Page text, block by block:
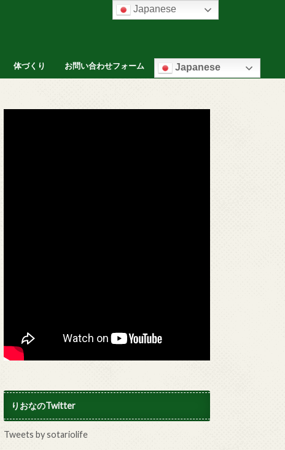
体づくり お問い合わせフォーム Japanese
りおなのTwitter
Tweets by sotariolife
Japanese